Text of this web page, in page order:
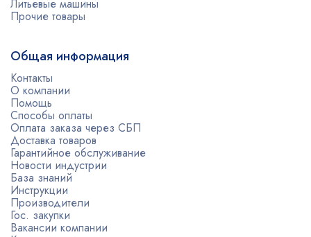
Литьевые машины
Прочие товары
Общая информация
Контакты
О компании
Помощь
Способы оплаты
Оплата заказа через СБП
Доставка товаров
Гарантийное обслуживание
Новости индустрии
База знаний
Инструкции
Производители
Гос. закупки
Вакансии компании